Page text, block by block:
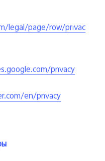
legal/page/row/privac
privacy
en/privacy